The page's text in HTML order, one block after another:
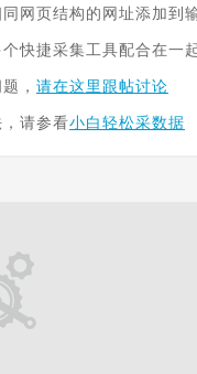
网页结构的网址添加到
快捷采集工具配合在一
， 请在这里跟帖讨论
请参看小白轻松采数据